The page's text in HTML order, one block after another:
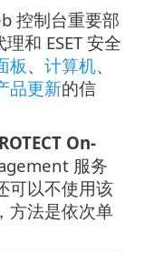
控制台重要部
和 ESET 安全
板、 计算机、
品更新的信
On-
服务
可以不使用该
方法是依次单